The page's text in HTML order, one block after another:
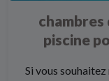
chambres
piscine
Si vous